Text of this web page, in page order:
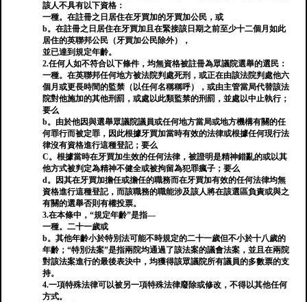
該人不具有以下資格：
一種。在註冊之日居住在牙買加的牙買加公民，或
b。在註冊之日居住在牙買加且在緊接該日期之前至少十二個月如此
居住的英聯邦公民（牙買加公民除外），
並已達到規定年齡。
2.任何人如不符合以下條件，均無資格被註冊為眾議院選舉的選民：
一種。在英聯邦任何地方被法院判處死刑，或正在由該法院判處他六
個月或更長時間的監禁（以任何名稱稱呼），或由主管當局代替該法
院對他施加的其他刑罰，或處以此類監禁的刑罰，並處以中止執行；
要么
b。由於他因與選舉眾議院議員或任何地方當局或地方機構有關的任
何罪行而被定罪，因此根據牙買加當時有效的法律或根據任何現行法
律沒有資格進行這種登記；要么
C。根據當時在牙買加生效的任何法律，被證明是精神錯亂的或以其
他方式被判定為精神不健全或被拘留為犯罪瘋子；要么
d。因其在牙買加擔任或擔任的職務而在牙買加有效的任何法律均無
資格進行這種登記，而該職務的職能涉及該人將在該選區負責或與之
有關的選舉否則有權投票。
3.在本條中，“規定年齡”是指—
一種。二十一歲或
b。其他年齡小於特別法可能不時規定的二十一歲但不小於十八歲的
年齡；“特別法案”是指兩院均通過了該法案的議會法案，並且在兩院
對該法案進行的最後表決中，均獲得該眾議院所有議員的多數票的支
持。
4.一項特殊法律可以被另一項特殊法律廢除或修改，不得以其他任何
方式。